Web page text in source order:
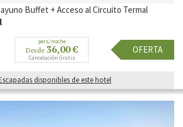
Buffet + Acceso al Circuito Termal
pers/noche
Desde 36,00 €
Cancelación Gratis
OFERTA
disponibles de este hotel